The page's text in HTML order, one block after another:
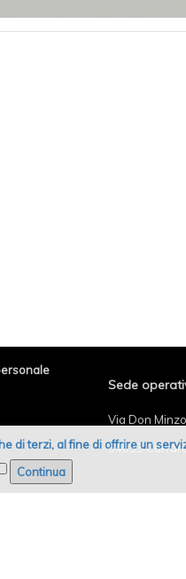
Sede
Via Don
54033
di terzi, al fine di offrire un